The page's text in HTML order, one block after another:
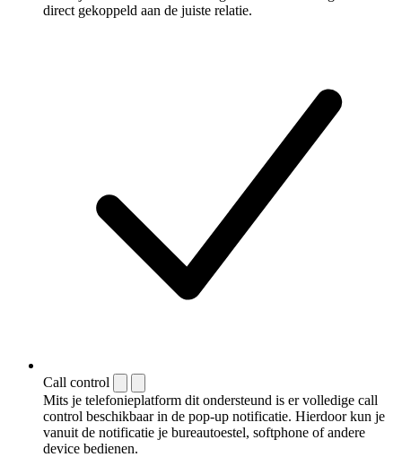
direct gekoppeld aan de juiste relatie.
Call control
Mits je telefonieplatform dit ondersteund is er volledige call
control beschikbaar in de pop-up notificatie. Hierdoor kun je
vanuit de notificatie je bureautoestel, softphone of andere
device bedienen.